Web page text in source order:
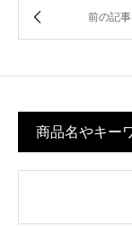
商品名やキー